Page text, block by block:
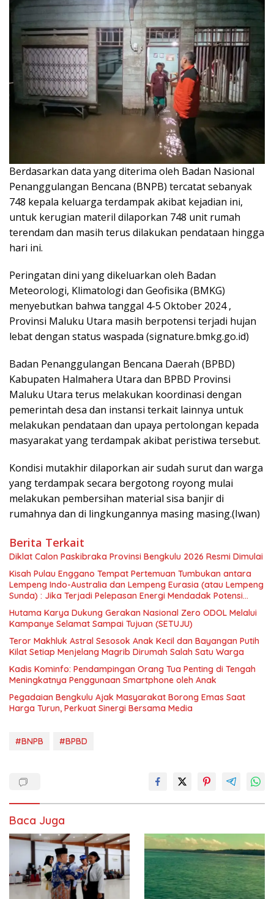
Berdasarkan data yang diterima oleh Badan Nasional
Penanggulangan Bencana (BNPB) tercatat sebanyak
748 kepala keluarga terdampak akibat kejadian ini,
untuk kerugian materil dilaporkan 748 unit rumah
terendam dan masih terus dilakukan pendataan hingga
hari ini.
Peringatan dini yang dikeluarkan oleh Badan
Meteorologi, Klimatologi dan Geofisika (BMKG)
menyebutkan bahwa tanggal 4-5 Oktober 2024 ,
Provinsi Maluku Utara masih berpotensi terjadi hujan
lebat dengan status waspada (signature.bmkg.go.id)
Badan Penanggulangan Bencana Daerah (BPBD)
Kabupaten Halmahera Utara dan BPBD Provinsi
Maluku Utara terus melakukan koordinasi dengan
pemerintah desa dan instansi terkait lainnya untuk
melakukan pendataan dan upaya pertolongan kepada
masyarakat yang terdampak akibat peristiwa tersebut.
Kondisi mutakhir dilaporkan air sudah surut dan warga
yang terdampak secara bergotong royong mulai
melakukan pembersihan material sisa banjir di
rumahnya dan di lingkungannya masing masing.(Iwan)
Berita Terkait
Diklat Calon Paskibraka Provinsi Bengkulu 2026 Resmi Dimulai
Kisah Pulau Enggano Tempat Pertemuan Tumbukan antara
Lempeng Indo-Australia dan Lempeng Eurasia (atau Lempeng
Sunda) : Jika Terjadi Pelepasan Energi Mendadak Potensi
Hutama Karya Dukung Gerakan Nasional Zero ODOL Melalui
Kampanye Selamat Sampai Tujuan (SETUJU)
Teror Makhluk Astral Sesosok Anak Kecil dan Bayangan Putih
Kilat Setiap Menjelang Magrib Dirumah Salah Satu Warga
Kadis Kominfo: Pendampingan Orang Tua Penting di Tengah
Meningkatnya Penggunaan Smartphone oleh Anak
Pegadaian Bengkulu Ajak Masyarakat Borong Emas Saat
Harga Turun, Perkuat Sinergi Bersama Media
#BNPB #BPBD
Baca Juga